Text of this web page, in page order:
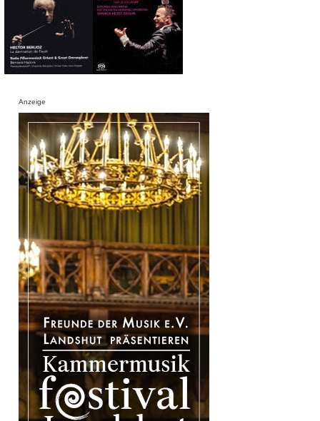
Anzeige